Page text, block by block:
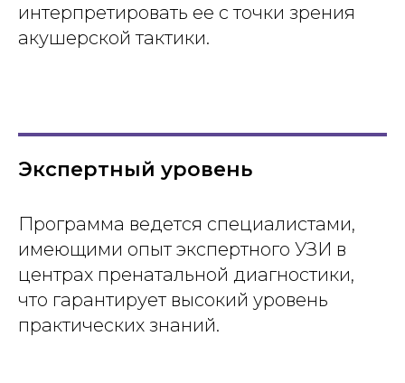
интерпретировать ее с точки зрения
акушерской тактики.
Экспертный уровень
Программа ведется специалистами,
имеющими опыт экспертного УЗИ в
центрах пренатальной диагностики,
что гарантирует высокий уровень
практических знаний.